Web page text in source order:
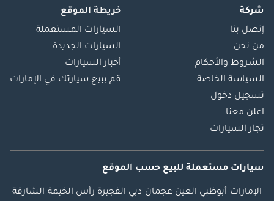
شركة
إتصل بنا
من نحن
الشروط والأحكام
السياسة الخاصة
تسجيل دخول
اعلن معنا
تجار السيارات
خريطة الموقع
السيارات المستعملة
السيارات الجديدة
أخبار السيارات
قم ببيع سيارتك في الإمارات
سيارات مستعملة للبيع حسب الموقع
الإمارات أبوظبي العين عجمان دبي الفجيرة رأس الخيمة الشارقة